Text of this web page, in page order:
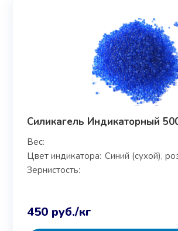
Силикагель Индикаторный
Вес:
Цвет индикатора: Синий (сухой),
Зернистость:
450 руб./кг